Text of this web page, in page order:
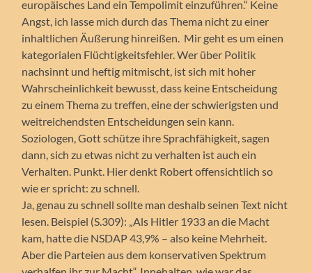
europäisches Land ein Tempolimit einzuführen.“ Keine
Angst, ich lasse mich durch das Thema nicht zu einer
inhaltlichen Äußerung hinreißen. Mir geht es um einen
kategorialen Flüchtigkeitsfehler. Wer über Politik
nachsinnt und heftig mitmischt, ist sich mit hoher
Wahrscheinlichkeit bewusst, dass keine Entscheidung
zu einem Thema zu treffen, eine der schwierigsten und
weitreichendsten Entscheidungen sein kann.
Soziologen, Gott schütze ihre Sprachfähigkeit, sagen
dann, sich zu etwas nicht zu verhalten ist auch ein
Verhalten. Punkt. Hier denkt Robert offensichtlich so
wie er spricht: zu schnell.
Ja, genau zu schnell sollte man deshalb seinen Text nicht
lesen. Beispiel (S.309): „Als Hitler 1933 an die Macht
kam, hatte die NSDAP 43,9% – also keine Mehrheit.
Aber die Parteien aus dem konservativen Spektrum